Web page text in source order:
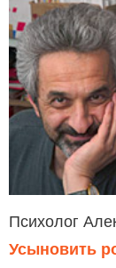
Психолог
Усыновить